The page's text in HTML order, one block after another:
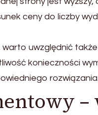
ceny do liczby
uwzględnić
konieczności
rozwiązania.
–